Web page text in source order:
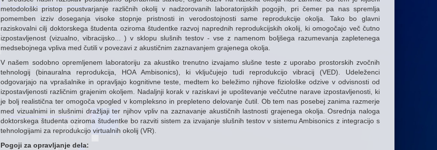
metodološki pristop poustvarjanje različnih okolij v nadzorovanih laboratorijskih pogojih, pri čemer pa nas spremlja
pomemben izziv doseganja visoke stopnje pristnosti in verodostojnosti same reprodukcije okolja. Tako bo glavni
raziskovalni cilj doktorskega študenta oziroma študentke razvoj naprednih reprodukcijskih okolij, ki omogočajo več čutno
izpostavljenost (vizualno, vibracijsko... ) v sklopu slušnih testov - vse z namenom boljšega razumevanja zapletenega
medsebojnega vpliva med čutili v povezavi z akustičnim zaznavanjem grajenega okolja.
V našem sodobno opremljenem laboratoriju za akustiko trenutno izvajamo slušne teste z uporabo prostorskih zvočnih
tehnologij (binauralna reprodukcija, HOA Ambisonics), ki vključujejo tudi reprodukcijo vibracij (VED). Udeleženci
odgovarjajo na vprašalnike in opravljajo kognitivne teste, medtem ko beležimo njihove fiziološke odzive v odvisnosti od
izpostavljenosti različnim grajenim okoljem. Nadaljnji korak v raziskavi je upoštevanje veččutne narave izpostavljenosti, ki
je bolj realistična ter omogoča vpogled v kompleksno in prepleteno delovanje čutil. Ob tem nas posebej zanima razmerje
med vizualnimi in slušnimi dražljaji ter njihov vpliv na zaznavanje akustičnih lastnosti grajenega okolja. Osrednja naloga
doktorskega študenta oziroma študentke bo razviti sistem za izvajanje slušnih testov v sistemu Ambisonics z integracijo s
tehnologijami za reprodukcijo virtualnih okolij (VR).
Pogoji za opravljanje dela: